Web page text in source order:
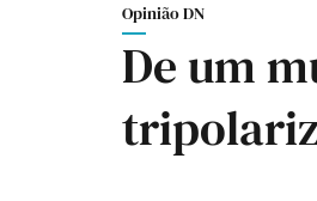
Opinião DN
De um